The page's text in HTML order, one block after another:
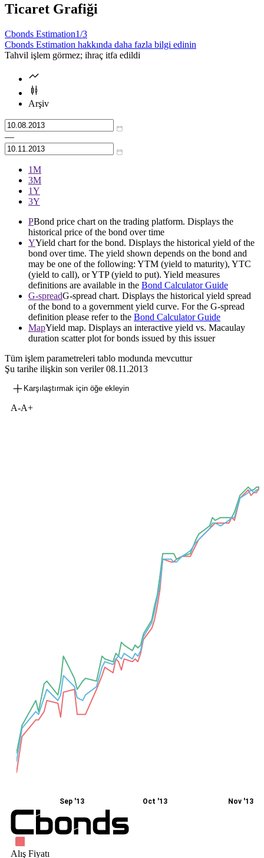
Ticaret Grafiği
Cbonds Estimation1/3
Cbonds Estimation hakkında daha fazla bilgi edinin
Tahvil işlem görmez; ihraç itfa edildi
Arşiv
—
1М
3М
1Y
3Y
PBond price chart on the trading platform. Displays the
historical price of the bond over time
YYield chart for the bond. Displays the historical yield of the
bond over time. The yield shown depends on the bond and
may be one of the following: YTM (yield to maturity), YTC
(yield to call), or YTP (yield to put). Yield measures
definitions are available in the Bond Calculator Guide
G-spreadG-spread chart. Displays the historical yield spread
of the bond to a government yield curve. For the G-spread
definition please refer to the Bond Calculator Guide
MapYield map. Displays an interactive yield vs. Macaulay
duration scatter plot for bonds issued by this issuer
Tüm işlem parametreleri tablo modunda mevcuttur
Şu tarihe ilişkin son veriler08.11.2013
Karşılaştırmak için öğe ekleyin